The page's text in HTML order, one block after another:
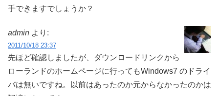
手できますでしょうか？
admin より:
2011/10/18 23:37
先ほど確認しましたが、ダウンロードリンクから
ローランドのホームページに行ってもWindows7 のドライ
バは無いですね。以前はあったのか元からなかったのかは